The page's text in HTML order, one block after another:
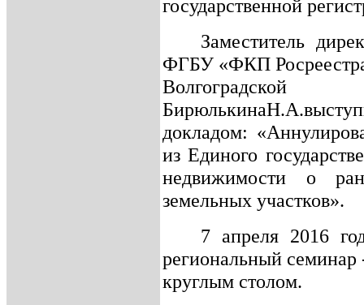
государственной
Заместитель
ФГБУ «ФКП
докладом:
из Единого
недвижимости о
земельных участков».
7 апреля 2016
региональный семинар
круглым столом.